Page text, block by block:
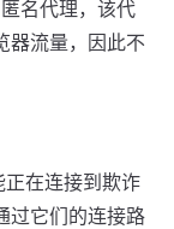
名代理，该代
器流量，因此不
在连接到欺诈
过它们的连接路